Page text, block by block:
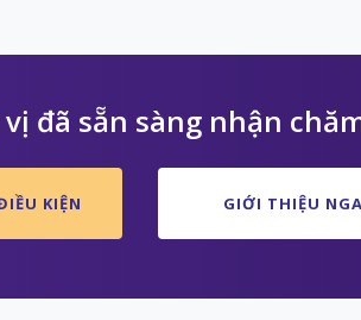
đã sẵn sàng nhận
KIỆN GIỚI THIỆU